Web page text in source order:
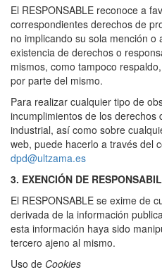
El RESPONSABLE reconoce a
correspondientes derechos de
no implicando su sola mención o
existencia de derechos o
mismos, como tampoco
por parte del mismo.
Para realizar cualquier tipo de
incumplimientos de los derechos
industrial, así como sobre
web, puede hacerlo a través del
dpd@ultzama.es
3. EXENCIÓN DE
El RESPONSABLE se exime de
derivada de la información
esta información haya sido
tercero ajeno al mismo.
Uso de Cookies